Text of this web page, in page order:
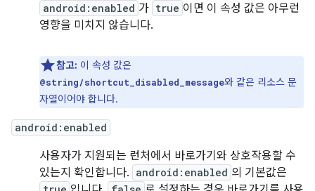
android:enabled 가 true 이면 이 속성 값은 아무런
영향을 미치지 않습니다.
참고: 이 속성 값은
@string/shortcut_disabled_message와 같은 리소스 문
자열이어야 합니다.
android:enabled
사용자가 지원되는 런처에서 바로가기와 상호작용할 수
있는지 확인합니다. android:enabled 의 기본값은